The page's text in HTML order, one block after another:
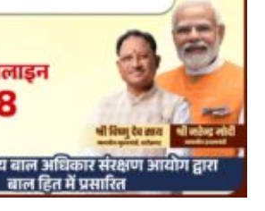
August 5, 2026
डिजिटल गवर्नेंस, उद्योग, ग्रामीण विकास और ऊर्जा क्षेत्र
को मिलेगा नया बूस्ट, रोजगार और निवेश…
बड़ी खबर
सीएम साय आईटीवी नेटवर्क इंडिया न्यूज के युवा
मंच कार्यक्रम में हुए शामिल, विभिन्न क्षेत्रों में
उत्कृष्ट योगदान के लिए विशिष्टजनों को किया
सम्मानित
Jagjit Singh Grewal August 9, 2026